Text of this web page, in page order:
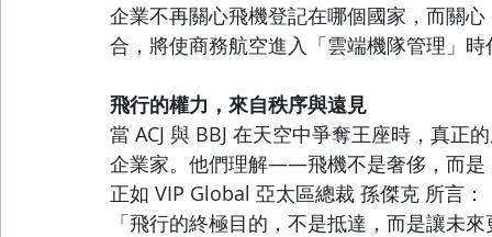
企業不再關心飛機登記在哪個國家，而關
合，將使商務航空進入「雲端機隊管理」時
飛行的權力，來自秩序與遠見
當 ACJ 與 BBJ 在天空中爭奪王座時，真正
企業家。他們理解——飛機不是奢侈，而是
正如 VIP Global 亞太區總裁 孫傑克 所言：
「飛行的終極目的，不是抵達，而是讓未